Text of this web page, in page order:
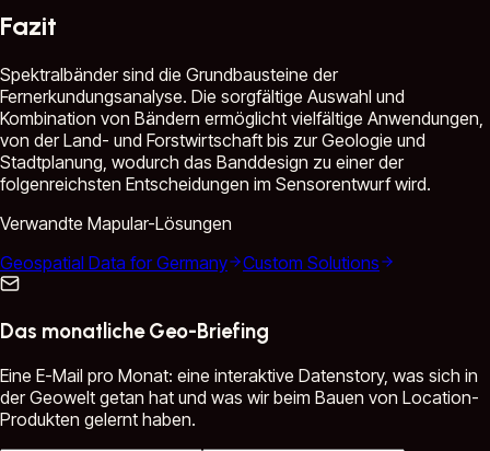
Fazit
Spektralbänder sind die Grundbausteine der
Fernerkundungsanalyse. Die sorgfältige Auswahl und
Kombination von Bändern ermöglicht vielfältige Anwendungen,
von der Land- und Forstwirtschaft bis zur Geologie und
Stadtplanung, wodurch das Banddesign zu einer der
folgenreichsten Entscheidungen im Sensorentwurf wird.
Verwandte Mapular-Lösungen
Geospatial Data for Germany
Custom Solutions
Das monatliche Geo-Briefing
Eine E-Mail pro Monat: eine interaktive Datenstory, was sich in
der Geowelt getan hat und was wir beim Bauen von Location-
Produkten gelernt haben.